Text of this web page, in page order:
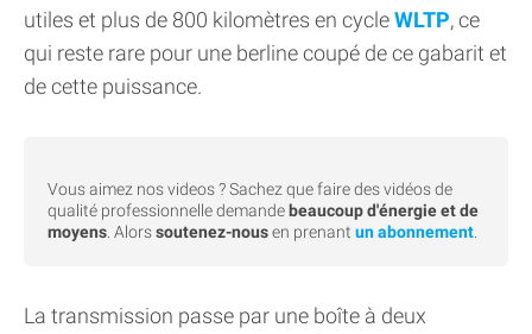
utiles et plus de 800 kilomètres en cycleWLTP, ce
qui reste rare pour une berline coupé de ce gabarit et
de cette puissance.
Vous aimez nos videos ? Sachez que faire des vidéos de
qualité professionnelle demandebeaucoup d'énergie et de
moyens . Alorssoutenez-nousen prenant un abonnement
La transmission passe par une boîte à deux